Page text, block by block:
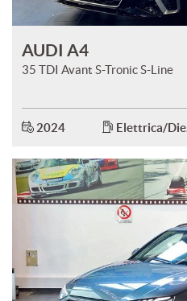
AUDI A4
35 TDI Avant S-Tronic S-Line
2024 Elettrica/Diesel